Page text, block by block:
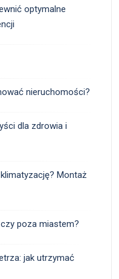
optymalne
nieruchomości?
dla zdrowia i
Montaż
poza miastem?
jak utrzymać